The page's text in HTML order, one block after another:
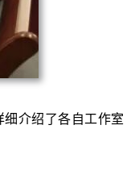
介绍了各自工作室